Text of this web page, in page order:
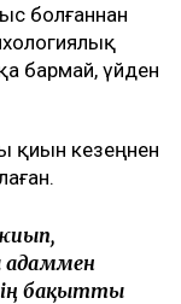
болғаннан
бармай, үйден
қиын кезеңнен
адаммен
бақытты